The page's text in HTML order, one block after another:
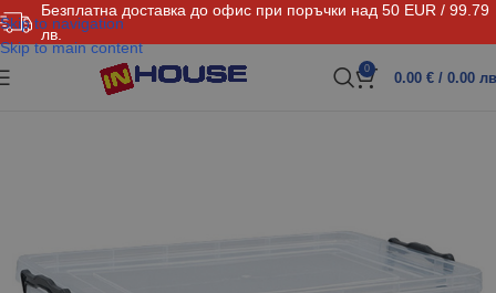
Безплатна доставка до офис при поръчки над 50 EUR / 99.79
лв.
Skip to navigation
Skip to main content
0
0.00 € / 0.00